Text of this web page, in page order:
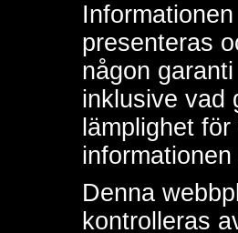
presenteras
någon
inklusive vad
lämplighet
Denna
kontrolleras